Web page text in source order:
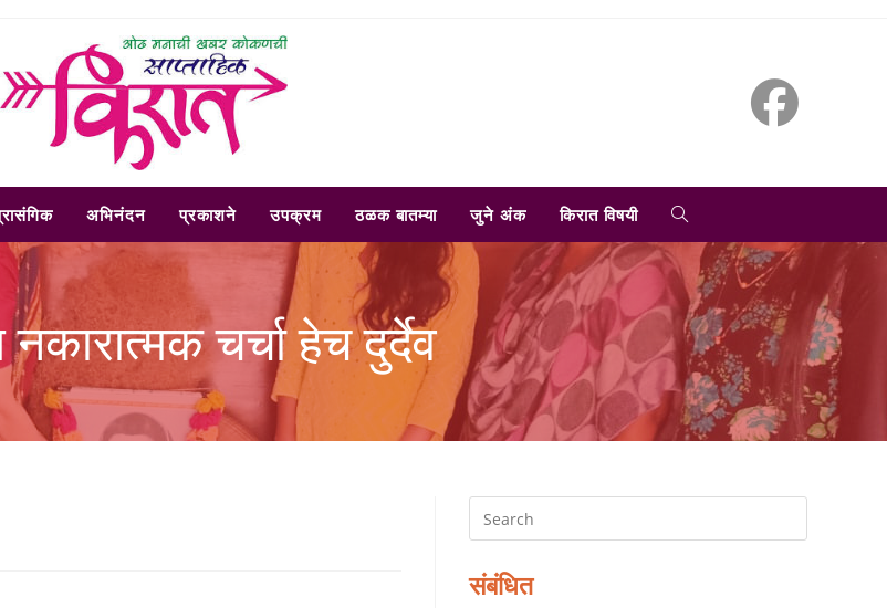
अभिनंदन प्रकाशने उपक्रम ठळक बातम्या जुने अंक किरात विषयी TOGGLE
WEBSITE
SEARCH
चर्चा हेच दुर्देव
संबंधित